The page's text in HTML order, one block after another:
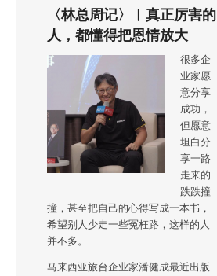
〈林总周记〉︱真正厉害的
人，都懂得把恩情放大
很多企
业家愿
意分享
成功，
但愿意
坦白分
享一路
走来的
跌跌撞
撞，甚至把自己的心得写成一本书，
希望别人少走一些冤枉路，这样的人
并不多。
马来西亚旅台企业家潘健成最近出版